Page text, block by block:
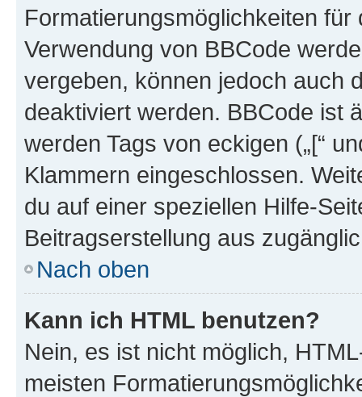
Formatierungsmöglichkeiten
Verwendung von BBCode
vergeben, können jedoch auch
deaktiviert werden. BBCode ist
werden Tags von eckigen („[“
Klammern eingeschlossen.
du auf einer speziellen Hilfe-
Beitragserstellung aus
Nach oben
Kann ich HTML benutzen?
Nein, es ist nicht möglich,
meisten